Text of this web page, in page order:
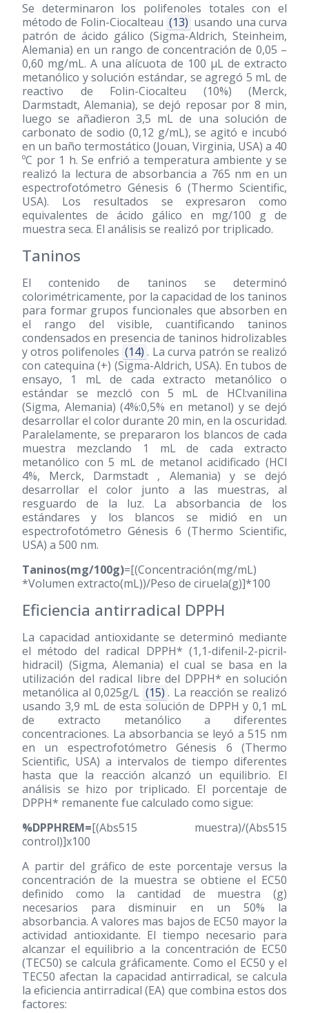
Se determinaron los polifenoles totales con el
método de Folin-Ciocalteau (13) usando una curva
patrón de ácido gálico (Sigma-Aldrich, Steinheim,
Alemania) en un rango de concentración de 0,05 –
0,60 mg/mL. A una alícuota de 100 μL de extracto
metanólico y solución estándar, se agregó 5 mL de
reactivo de Folin-Ciocalteu (10%) (Merck,
Darmstadt, Alemania), se dejó reposar por 8 min,
luego se añadieron 3,5 mL de una solución de
carbonato de sodio (0,12 g/mL), se agitó e incubó
en un baño termostático (Jouan, Virginia, USA) a 40
ºC por 1 h. Se enfrió a temperatura ambiente y se
realizó la lectura de absorbancia a 765 nm en un
espectrofotómetro Génesis 6 (Thermo Scientific,
USA). Los resultados se expresaron como
equivalentes de ácido gálico en mg/100 g de
muestra seca. El análisis se realizó por triplicado.
Taninos
El contenido de taninos se determinó
colorimétricamente, por la capacidad de los taninos
para formar grupos funcionales que absorben en
el rango del visible, cuantificando taninos
condensados en presencia de taninos hidrolizables
y otros polifenoles (14) . La curva patrón se realizó
con catequina (+) (Sigma-Aldrich, USA). En tubos de
ensayo, 1 mL de cada extracto metanólico o
estándar se mezcló con 5 mL de HCl:vanilina
(Sigma, Alemania) (4%:0,5% en metanol) y se dejó
desarrollar el color durante 20 min, en la oscuridad.
Paralelamente, se prepararon los blancos de cada
muestra mezclando 1 mL de cada extracto
metanólico con 5 mL de metanol acidificado (HCl
4%, Merck, Darmstadt , Alemania) y se dejó
desarrollar el color junto a las muestras, al
resguardo de la luz. La absorbancia de los
estándares y los blancos se midió en un
espectrofotómetro Génesis 6 (Thermo Scientific,
USA) a 500 nm.
Taninos(mg/100g)=[(Concentración(mg/mL)
*Volumen extracto(mL))/Peso de ciruela(g)]*100
Eficiencia antirradical DPPH
La capacidad antioxidante se determinó mediante
el método del radical DPPH* (1,1-difenil-2-picril-
hidracil) (Sigma, Alemania) el cual se basa en la
utilización del radical libre del DPPH* en solución
metanólica al 0,025g/L (15) . La reacción se realizó
usando 3,9 mL de esta solución de DPPH y 0,1 mL
de extracto metanólico a diferentes
concentraciones. La absorbancia se leyó a 515 nm
en un espectrofotómetro Génesis 6 (Thermo
Scientific, USA) a intervalos de tiempo diferentes
hasta que la reacción alcanzó un equilibrio. El
análisis se hizo por triplicado. El porcentaje de
DPPH* remanente fue calculado como sigue:
%DPPHREM=[(Abs515 muestra)/(Abs515
control)]x100
A partir del gráfico de este porcentaje versus la
concentración de la muestra se obtiene el EC50
definido como la cantidad de muestra (g)
necesarios para disminuir en un 50% la
absorbancia. A valores mas bajos de EC50 mayor la
actividad antioxidante. El tiempo necesario para
alcanzar el equilibrio a la concentración de EC50
(TEC50) se calcula gráficamente. Como el EC50 y el
TEC50 afectan la capacidad antirradical, se calcula
la eficiencia antirradical (EA) que combina estos dos
factores: